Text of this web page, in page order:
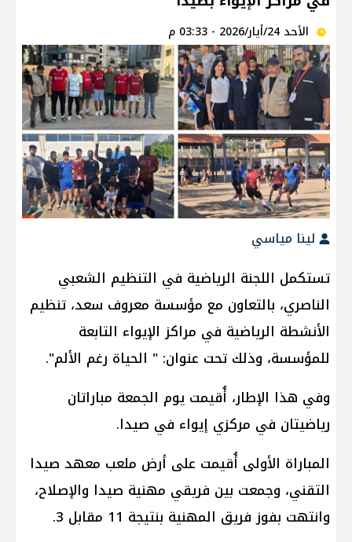
الأحد 24/أيار/2026 - 03:33 م
لينا مياسي
تستكمل اللجنة الرياضية في التنظيم الشعبي
الناصري، بالتعاون مع مؤسسة معروف سعد، تنظيم
الأنشطة الرياضية في مراكز الإيواء التابعة
للمؤسسة، وذلك تحت عنوان: " الحياة رغم الألم".
وفي هذا الإطار، أُقيمت يوم الجمعة مباراتان
رياضيتان في مركزي إيواء في صيدا.
المباراة الأولى أُقيمت على أرض ملعب معهد صيدا
التقني، وجمعت بين فريقي مهنية صيدا والإصلاح،
وانتهت بفوز فريق المهنية بنتيجة 11 مقابل 3.